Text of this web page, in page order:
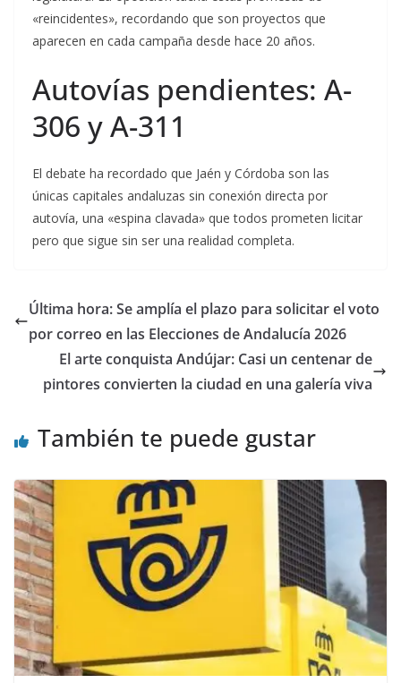
«reincidentes», recordando que son proyectos que
aparecen en cada campaña desde hace 20 años.
Autovías pendientes: A-
306 y A-311
El debate ha recordado que Jaén y Córdoba son las
únicas capitales andaluzas sin conexión directa por
autovía, una «espina clavada» que todos prometen licitar
pero que sigue sin ser una realidad completa.
Última hora: Se amplía el plazo para solicitar el voto
por correo en las Elecciones de Andalucía 2026
El arte conquista Andújar: Casi un centenar de
pintores convierten la ciudad en una galería viva
También te puede gustar